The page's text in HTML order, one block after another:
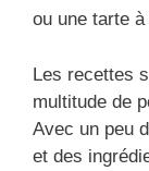
ou une tarte
Les recettes
multitude de
Avec un peu
et des